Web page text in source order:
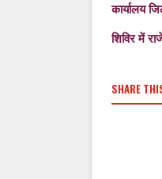
कार्यालय
शिविर में
SHARE